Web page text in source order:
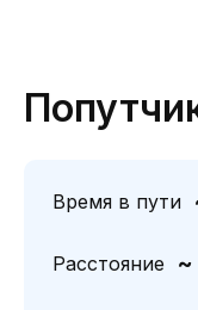
Время в пути
Расстояние